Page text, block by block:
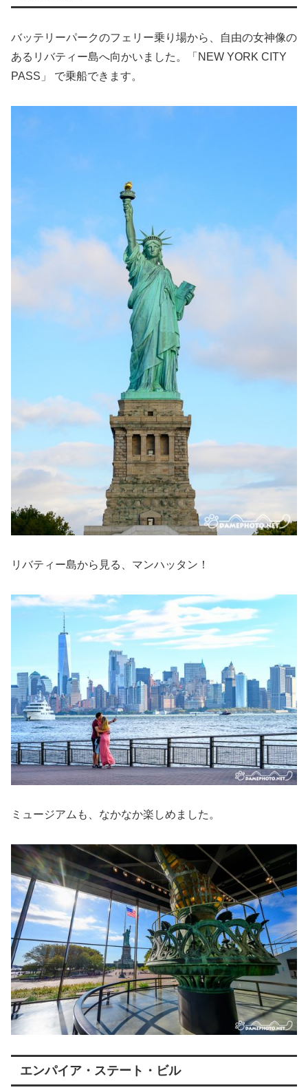
バッテリーパークのフェリー乗り場から、自由の女神像の
あるリバティー島へ向かいました。「NEW YORK CITY
PASS」 で乗船できます。
リバティー島から見る、マンハッタン！
ミュージアムも、なかなか楽しめました。
エンパイア・ステート・ビル